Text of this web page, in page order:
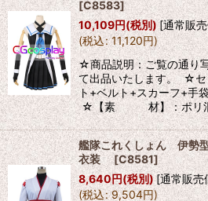
[C8583]
10,109円(税別)[通常販
(税込: 11,120円)
☆商品説明：ご覧の通り
て出品いたします。 ☆セ
ト+ベルト+スカーフ+手
☆【素 材】：ポリ
艦隊これくしょん 伊勢
衣装[C8581]
8,640円(税別)[通常販売
(税込: 9,504円)